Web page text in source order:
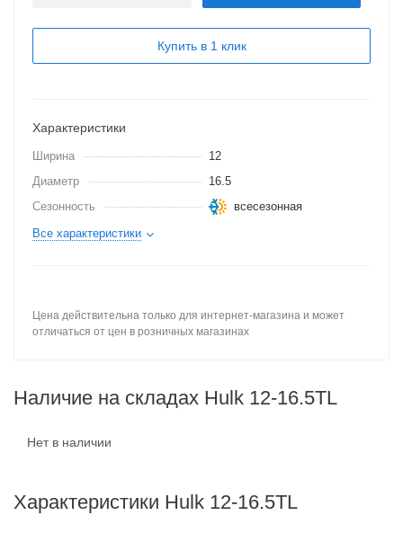
Купить в 1 клик
Характеристики
Ширина
12
Диаметр
16.5
Сезонность
всесезонная
Все характеристики
Цена действительна только для интернет-магазина и может
отличаться от цен в розничных магазинах
Наличие на складах Hulk 12-16.5TL
Нет в наличии
Характеристики Hulk 12-16.5TL